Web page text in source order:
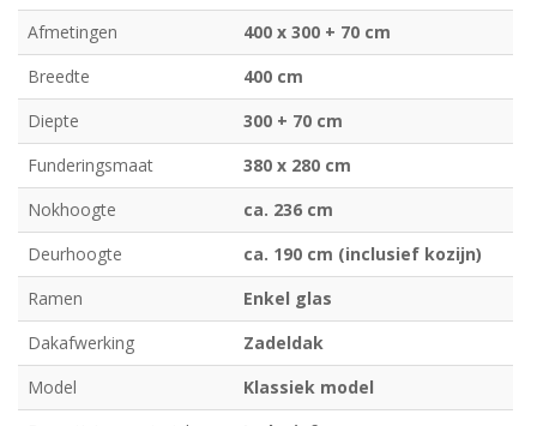
Afmetingen
400 x 300 + 70 cm
Breedte
400 cm
Diepte
300 + 70 cm
Funderingsmaat
380 x 280 cm
Nokhoogte
ca. 236 cm
Deurhoogte
ca. 190 cm (inclusief kozijn)
Ramen
Enkel glas
Dakafwerking
Zadeldak
Model
Klassiek model